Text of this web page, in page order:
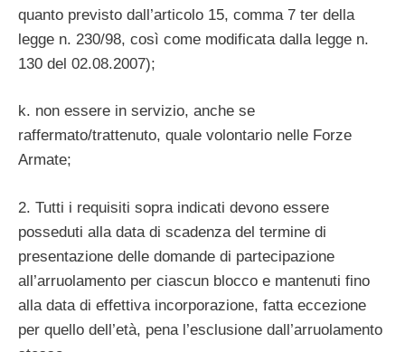
quanto previsto dall’articolo 15, comma 7 ter della
legge n. 230/98, così come modificata dalla legge n.
130 del 02.08.2007);
k. non essere in servizio, anche se
raffermato/trattenuto, quale volontario nelle Forze
Armate;
2. Tutti i requisiti sopra indicati devono essere
posseduti alla data di scadenza del termine di
presentazione delle domande di partecipazione
all’arruolamento per ciascun blocco e mantenuti fino
alla data di effettiva incorporazione, fatta eccezione
per quello dell’età, pena l’esclusione dall’arruolamento